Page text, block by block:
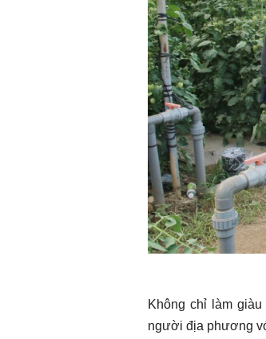
Không chỉ làm
người địa phương